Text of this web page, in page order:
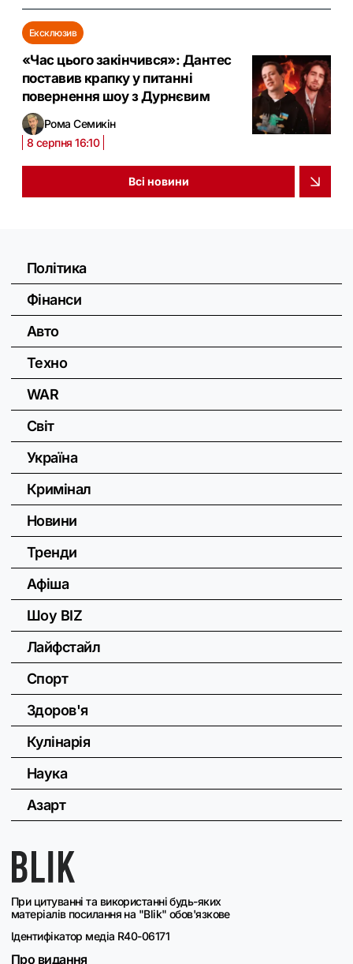
Ексклюзив
«Час цього закінчився»: Дантес
поставив крапку у питанні
повернення шоу з Дурнєвим
Рома Семикін
8 серпня 16:10
Всі новини
При цитуванні та використанні будь-яких
матеріалів посилання на "Blik" обов'язкове
Ідентифікатор медіа R40-06171
Про видання
Політика
Фінанси
Авто
Техно
WAR
Світ
Україна
Кримінал
Новини
Тренди
Афіша
Шоу BIZ
Лайфстайл
Спорт
Здоров'я
Кулінарія
Наука
Азарт